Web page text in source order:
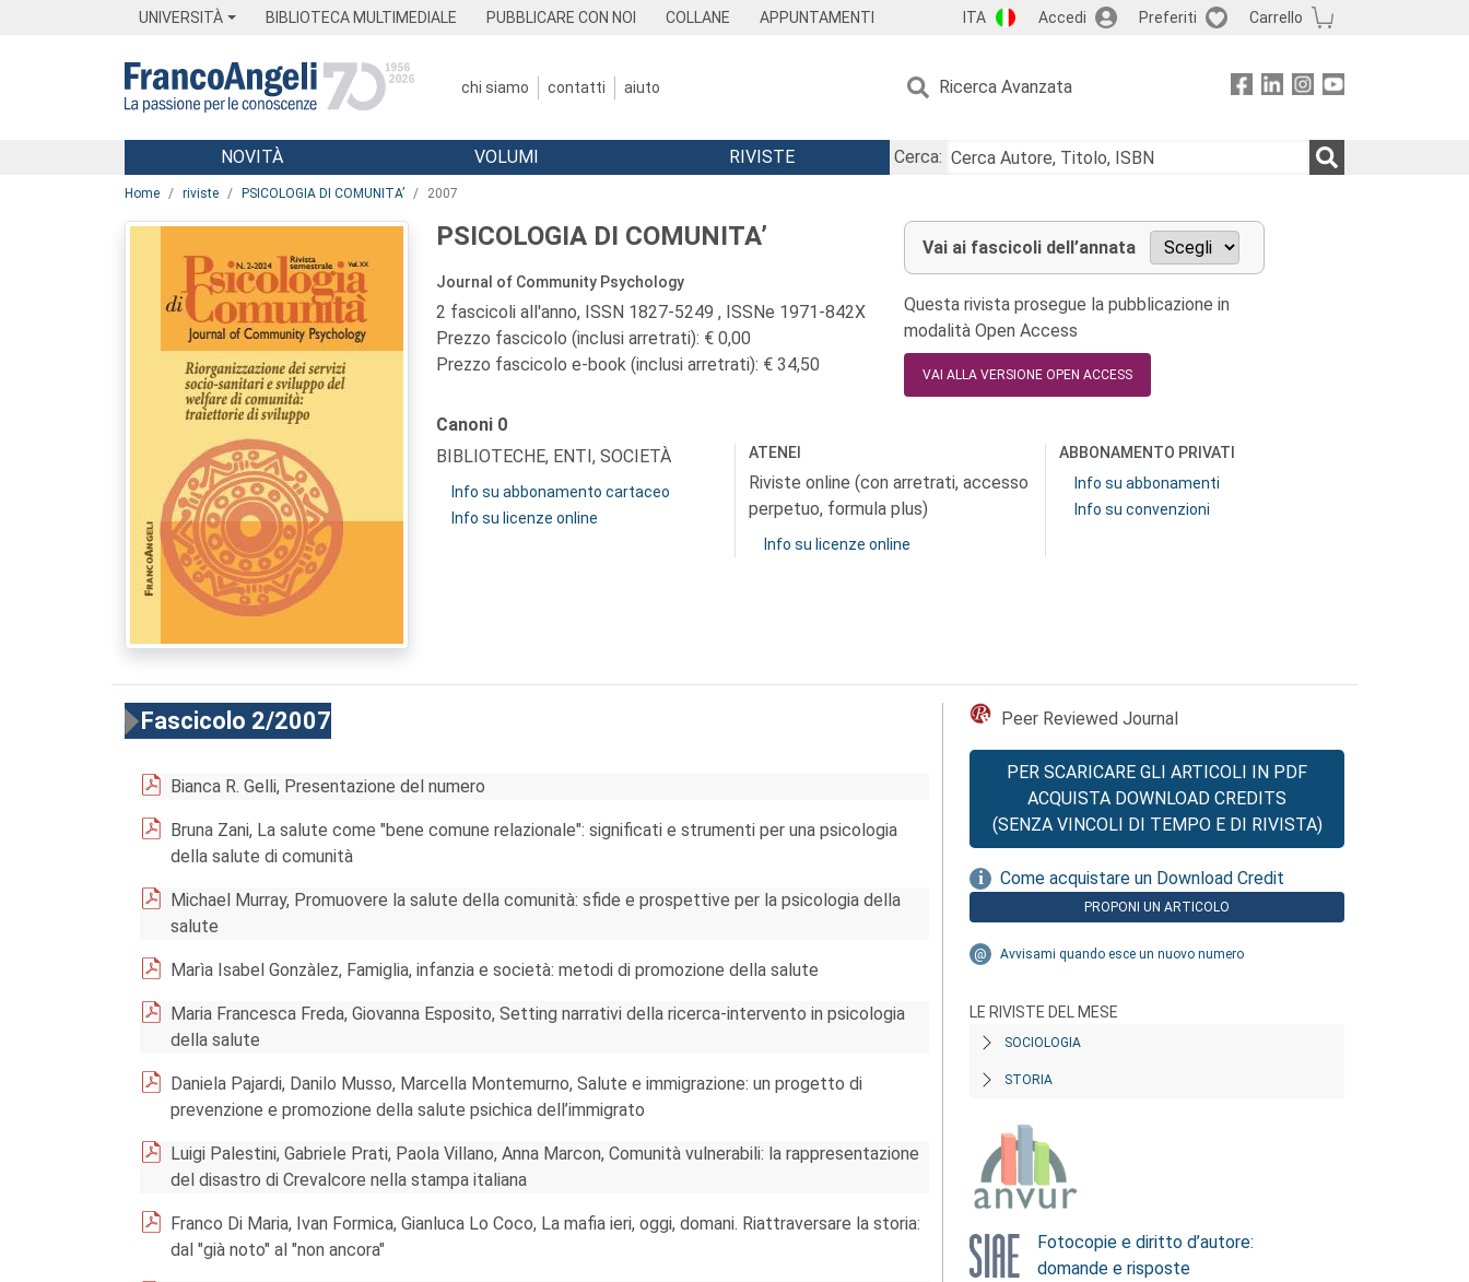
UNIVERSITÀ BIBLIOTECA MULTIMEDIALE PUBBLICARE CON NOI COLLANE APPUNTAMENTI ITA Accedi Preferiti Carrello
chi siamo contatti aiuto Ricerca Avanzata
Menu
NOVITÀ VOLUMI RIVISTE
Cerca:
Home riviste PSICOLOGIA DI COMUNITA’ 2007
PSICOLOGIA DI COMUNITA’
Journal of Community Psychology
2 fascicoli all'anno, ISSN 1827-5249 , ISSNe 1971-842X
Prezzo fascicolo (inclusi arretrati): € 0,00
Prezzo fascicolo e-book (inclusi arretrati): € 34,50
Vai ai fascicoli dell’annata
Questa rivista prosegue la pubblicazione in
modalità Open Access
VAI ALLA VERSIONE OPEN ACCESS
Canoni 0
BIBLIOTECHE, ENTI, SOCIETÀ
Info su abbonamento cartaceo
Info su licenze online
ATENEI
Riviste online (con arretrati, accesso
perpetuo, formula plus)
Info su licenze online
ABBONAMENTO PRIVATI
Info su abbonamenti
Info su convenzioni
Fascicolo 2/2007
Bianca R. Gelli, Presentazione del numero
Bruna Zani, La salute come "bene comune relazionale": significati e strumenti per una psicologia
della salute di comunità
Michael Murray, Promuovere la salute della comunità: sfide e prospettive per la psicologia della
salute
Marìa Isabel Gonzàlez, Famiglia, infanzia e società: metodi di promozione della salute
Maria Francesca Freda, Giovanna Esposito, Setting narrativi della ricerca-intervento in psicologia
della salute
Daniela Pajardi, Danilo Musso, Marcella Montemurno, Salute e immigrazione: un progetto di
prevenzione e promozione della salute psichica dell’immigrato
Luigi Palestini, Gabriele Prati, Paola Villano, Anna Marcon, Comunità vulnerabili: la rappresentazione
del disastro di Crevalcore nella stampa italiana
Franco Di Maria, Ivan Formica, Gianluca Lo Coco, La mafia ieri, oggi, domani. Riattraversare la storia:
dal "già noto" al "non ancora"
Peer Reviewed Journal
PER SCARICARE GLI ARTICOLI IN PDF
ACQUISTA DOWNLOAD CREDITS
(SENZA VINCOLI DI TEMPO E DI RIVISTA)
Come acquistare un Download Credit
PROPONI UN ARTICOLO
Avvisami quando esce un nuovo numero
LE RIVISTE DEL MESE
SOCIOLOGIA
STORIA
Fotocopie e diritto d’autore:
domande e risposte